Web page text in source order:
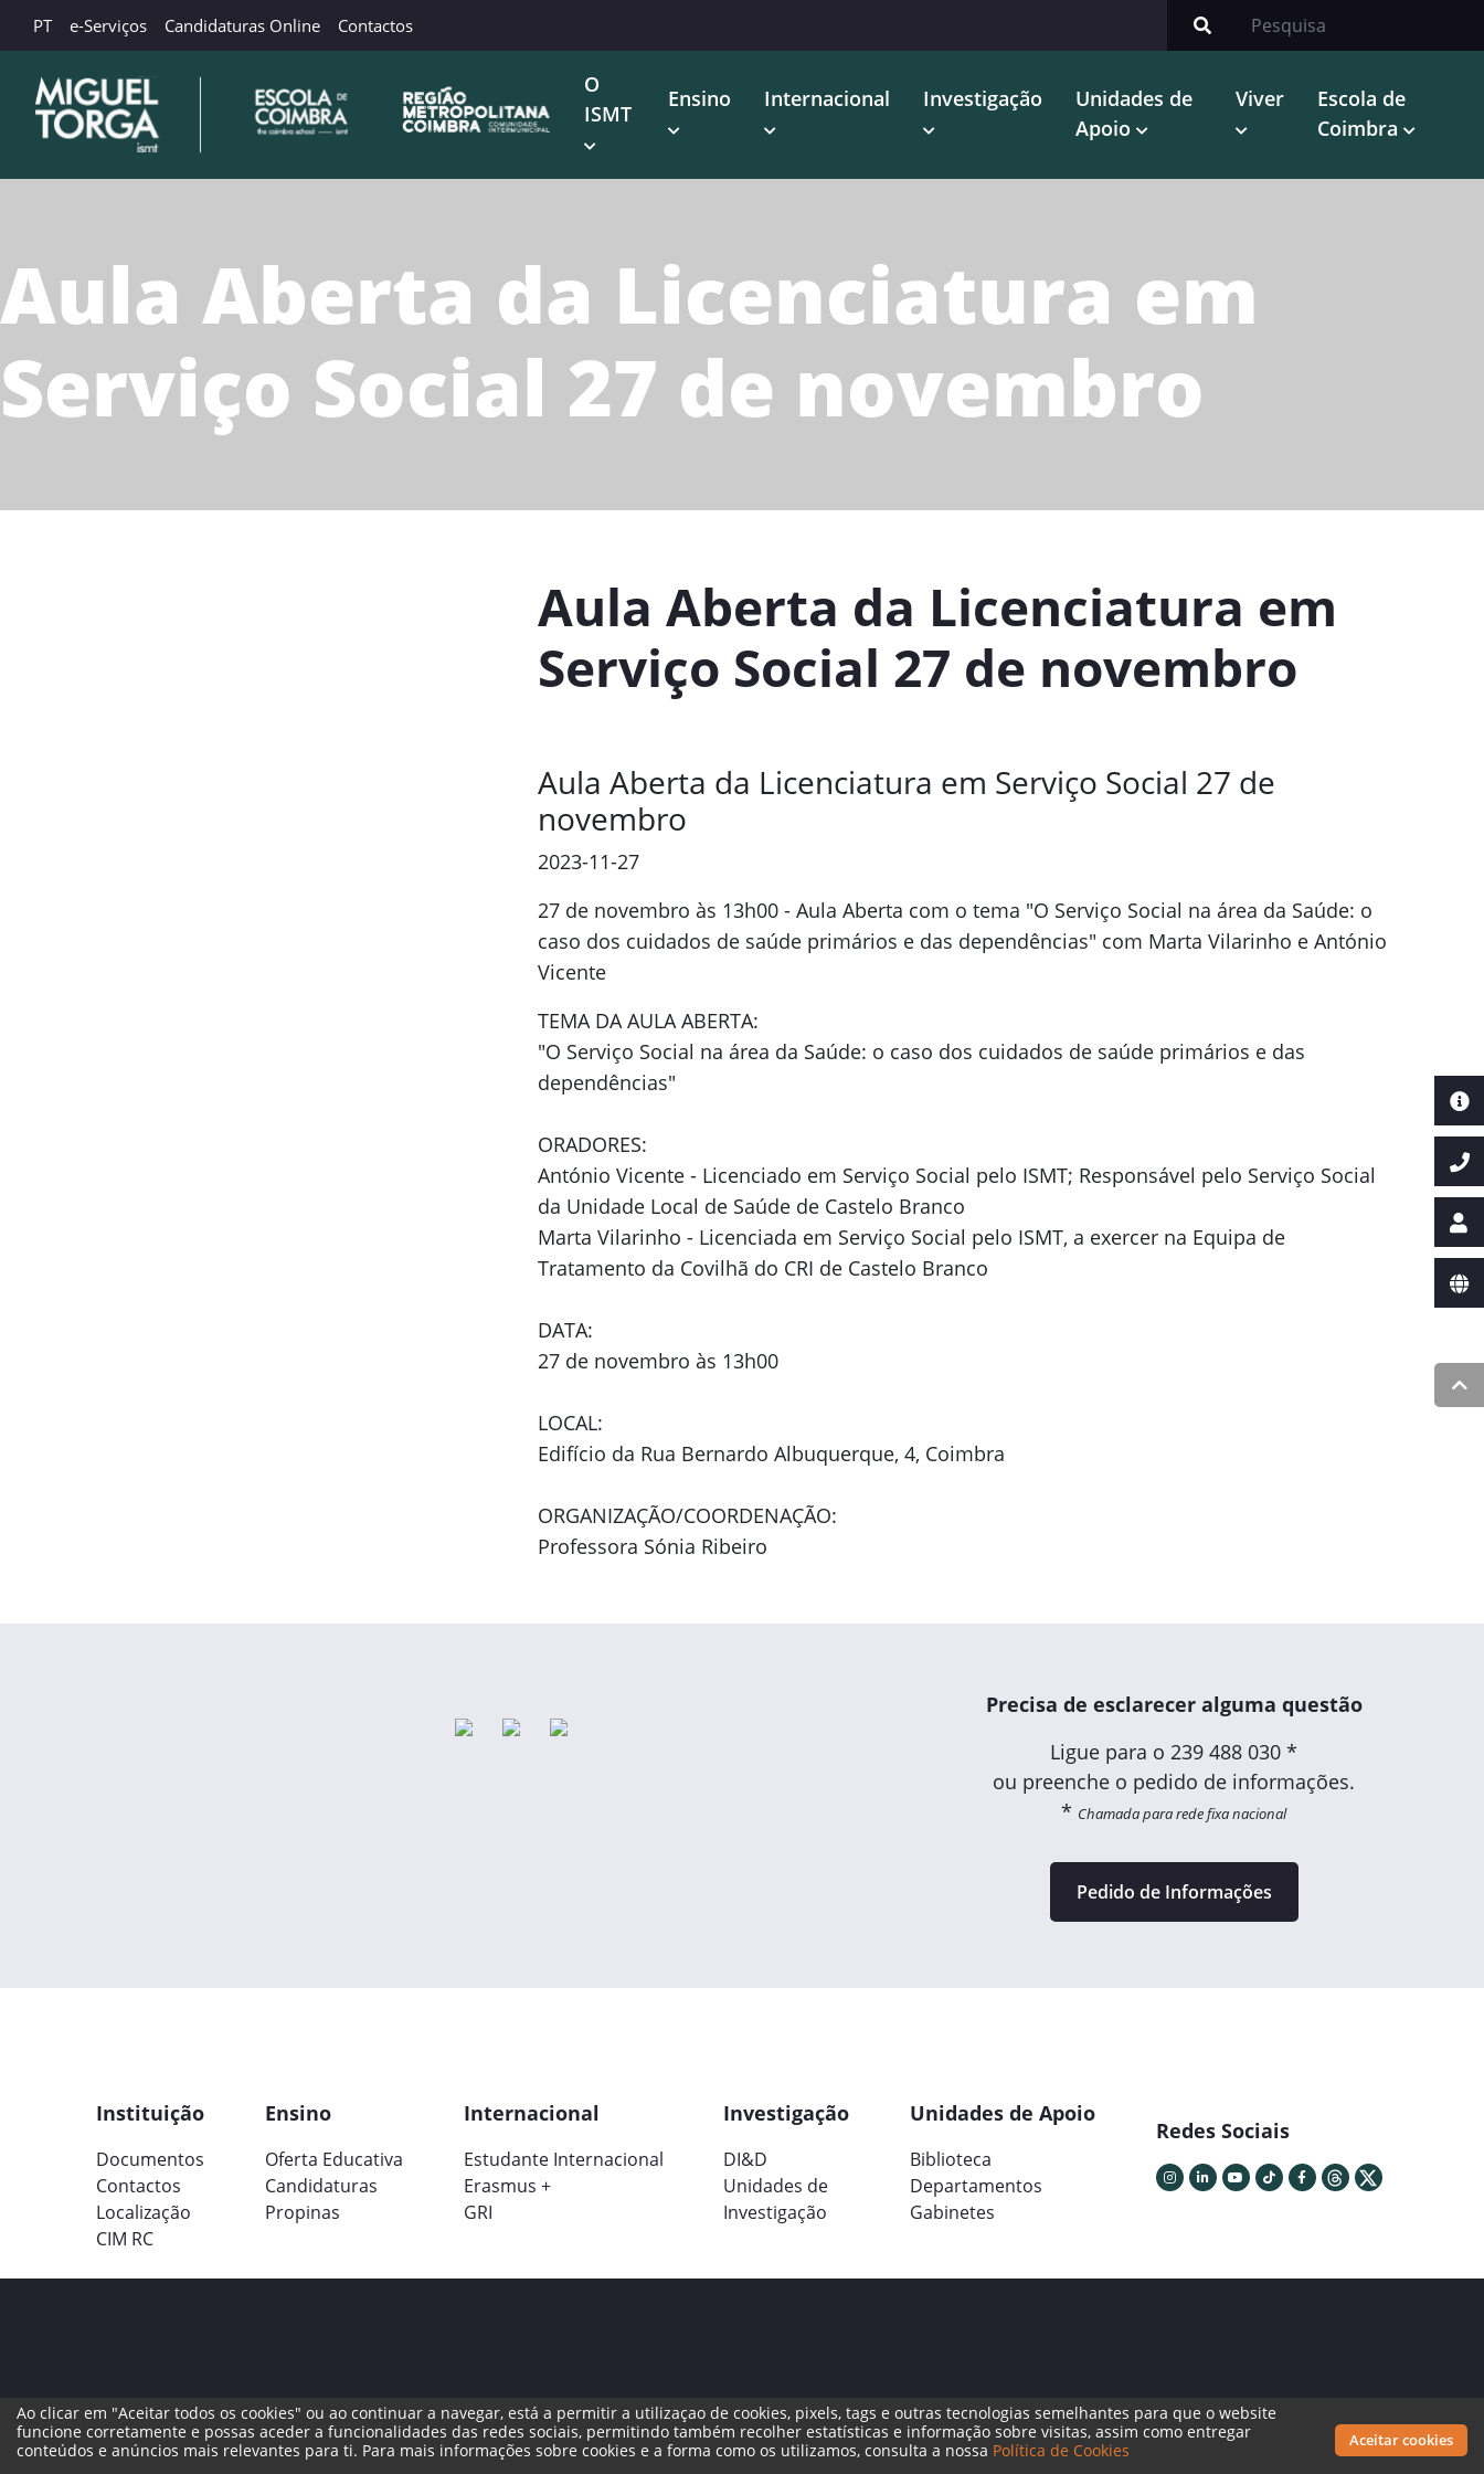
PT e-Serviços Candidaturas Online Contactos
O
ISMT
Ensino Internacional Investigação
Unidades de
Apoio
Viver
Escola de
Coimbra
Aula Aberta da Licenciatura em
Serviço Social 27 de novembro
Aula Aberta da Licenciatura em
Serviço Social 27 de novembro
Aula Aberta da Licenciatura em Serviço Social 27 de
novembro
2023-11-27
27 de novembro às 13h00 - Aula Aberta com o tema "O Serviço Social na área da Saúde: o
caso dos cuidados de saúde primários e das dependências" com Marta Vilarinho e António
Vicente
TEMA DA AULA ABERTA:
"O Serviço Social na área da Saúde: o caso dos cuidados de saúde primários e das
dependências"
ORADORES:
António Vicente - Licenciado em Serviço Social pelo ISMT; Responsável pelo Serviço Social
da Unidade Local de Saúde de Castelo Branco
Marta Vilarinho - Licenciada em Serviço Social pelo ISMT, a exercer na Equipa de
Tratamento da Covilhã do CRI de Castelo Branco
DATA:
27 de novembro às 13h00
LOCAL:
Edifício da Rua Bernardo Albuquerque, 4, Coimbra
ORGANIZAÇÃO/COORDENAÇÃO:
Professora Sónia Ribeiro
Precisa de esclarecer alguma questão
Ligue para o239 488 030 *
ou preenche o pedido de informações.
* Chamada para rede fixa nacional
Pedido de Informações
Instituição
Documentos
Contactos
Localização
CIM RC
Ensino
Oferta Educativa
Candidaturas
Propinas
Internacional
Estudante Internacional
Erasmus +
GRI
Investigação
DI&D
Unidades de
Investigação
Unidades de Apoio
Biblioteca
Departamentos
Gabinetes
Redes Sociais
Termos Legais Política de Cookies Livro de Reclamações
Canal de Denúncias
Ao clicar em "Aceitar todos os cookies" ou ao continuar a navegar, está a permitir a utilizaçao de cookies, pixels, tags e outras tecnologias semelhantes para que o website
funcione corretamente e possas aceder a funcionalidades das redes sociais, permitindo também recolher estatísticas e informação sobre visitas, assim como entregar
conteúdos e anúncios mais relevantes para ti. Para mais informações sobre cookies e a forma como os utilizamos, consulta a nossa Política de Cookies Aceitar cookies